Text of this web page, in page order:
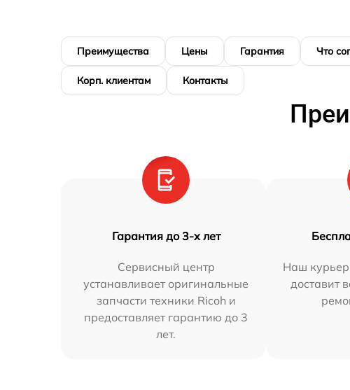
Преимущества Цены Гарантия Что
Корп. клиентам Контакты
Гарантия до 3-х лет
Сервисный центр
устанавливает оригинальные
запчасти техники Ricoh и
предоставляет гарантию до 3
лет.
Наш курьер
доставит